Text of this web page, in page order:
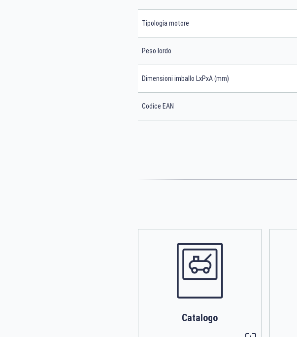
Cerca
Tipologia motore
Peso lordo
Dimensioni imballo LxPxA (mm)
Codice EAN
Catalogo